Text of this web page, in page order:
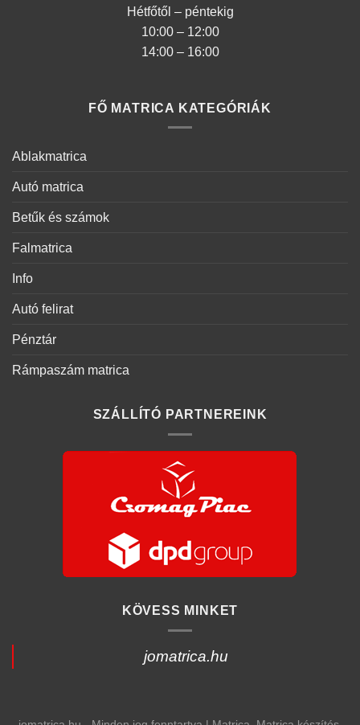
Hétfőtől – péntekig
10:00 – 12:00
14:00 – 16:00
FŐ MATRICA KATEGÓRIÁK
Ablakmatrica
Autó matrica
Betűk és számok
Falmatrica
Info
Autó felirat
Pénztár
Rámpaszám matrica
SZÁLLÍTÓ PARTNEREINK
KÖVESS MINKET
jomatrica.hu